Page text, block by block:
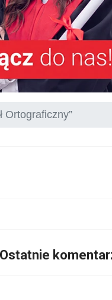
Ortograficzny”
Ostatnie